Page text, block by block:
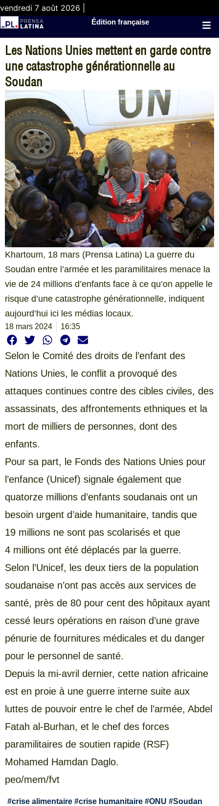
vendredi 7 août 2026 |
Édition française
Les Nations Unies mettent en garde contre
une catastrophe générationnelle au
Soudan
Khartoum, 18 mars (Prensa Latina) La guerre du
Soudan entre l’armée et les paramilitaires menace la
vie de 24 millions d’enfants face à ce qu’on appelle le
risque d’une catastrophe générationnelle, indiquent
aujourd’hui ici les médias locaux.
18 mars 2024 16:35
Selon le Comité des droits de l’enfant des
Nations Unies, le conflit a provoqué des
attaques continues contre des cibles civiles, des
assassinats, des affrontements ethniques et la
mort de milliers de personnes, dont des
enfants.
Pour sa part, le Fonds des Nations Unies pour
l’enfance (Unicef) signale également que
quatorze millions d’enfants soudanais ont un
besoin urgent d’aide humanitaire, tandis que
19 millions ne sont pas scolarisés et que
4 millions ont été déplacés par la guerre.
Selon l’Unicef, les deux tiers de la population
soudanaise n’ont pas accès aux services de
santé, près de 80 pour cent des hôpitaux ayant
cessé leurs opérations en raison d’une grave
pénurie de fournitures médicales et du danger
pour le personnel de santé.
Depuis la mi-avril dernier, cette nation africaine
est en proie à une guerre interne suite aux
luttes de pouvoir entre le chef de l’armée, Abdel
Fatah al-Burhan, et le chef des forces
paramilitaires de soutien rapide (RSF)
Mohamed Hamdan Daglo.
peo/mem/fvt
#crise alimentaire #crise humanitaire #ONU #Soudan